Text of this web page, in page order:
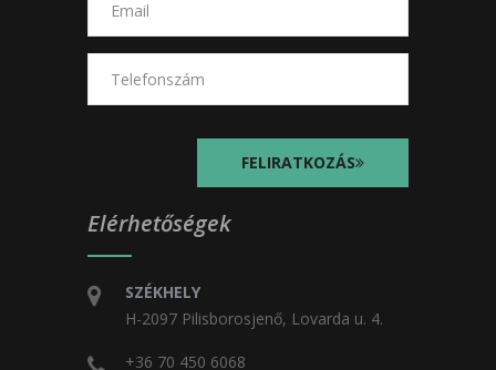
FELIRATKOZÁS
Elérhetőségek
SZÉKHELY
H-2097 Pilisborosjenő, Lovarda u. 4.
+36 70 450 6068